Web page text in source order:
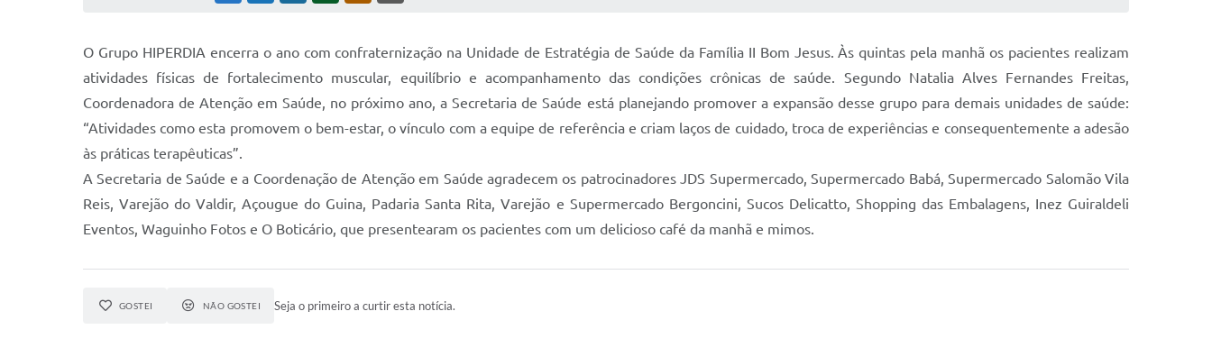
O Grupo HIPERDIA encerra o ano com confraternização na Unidade de Estratégia de Saúde da Família II Bom Jesus. Às quintas pela manhã os pacientes realizam
atividades físicas de fortalecimento muscular, equilíbrio e acompanhamento das condições crônicas de saúde. Segundo Natalia Alves Fernandes Freitas,
Coordenadora de Atenção em Saúde, no próximo ano, a Secretaria de Saúde está planejando promover a expansão desse grupo para demais unidades de saúde:
“Atividades como esta promovem o bem-estar, o vínculo com a equipe de referência e criam laços de cuidado, troca de experiências e consequentemente a adesão
às práticas terapêuticas”.
A Secretaria de Saúde e a Coordenação de Atenção em Saúde agradecem os patrocinadores JDS Supermercado, Supermercado Babá, Supermercado Salomão Vila
Reis, Varejão do Valdir, Açougue do Guina, Padaria Santa Rita, Varejão e Supermercado Bergoncini, Sucos Delicatto, Shopping das Embalagens, Inez Guiraldeli
Eventos, Waguinho Fotos e O Boticário, que presentearam os pacientes com um delicioso café da manhã e mimos.
GOSTEI NÃO GOSTEI Seja o primeiro a curtir esta notícia.